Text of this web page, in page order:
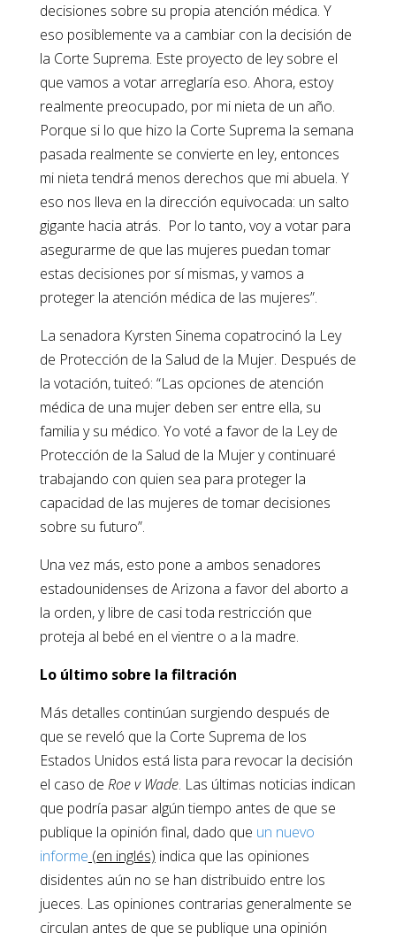
decisiones sobre su propia atención médica. Y
eso posiblemente va a cambiar con la decisión de
la Corte Suprema. Este proyecto de ley sobre el
que vamos a votar arreglaría eso. Ahora, estoy
realmente preocupado, por mi nieta de un año.
Porque si lo que hizo la Corte Suprema la semana
pasada realmente se convierte en ley, entonces
mi nieta tendrá menos derechos que mi abuela. Y
eso nos lleva en la dirección equivocada: un salto
gigante hacia atrás. Por lo tanto, voy a votar para
asegurarme de que las mujeres puedan tomar
estas decisiones por sí mismas, y vamos a
proteger la atención médica de las mujeres”.
La senadora Kyrsten Sinema copatrocinó la Ley
de Protección de la Salud de la Mujer. Después de
la votación, tuiteó: “Las opciones de atención
médica de una mujer deben ser entre ella, su
familia y su médico. Yo voté a favor de la Ley de
Protección de la Salud de la Mujer y continuaré
trabajando con quien sea para proteger la
capacidad de las mujeres de tomar decisiones
sobre su futuro”.
Una vez más, esto pone a ambos senadores
estadounidenses de Arizona a favor del aborto a
la orden, y libre de casi toda restricción que
proteja al bebé en el vientre o a la madre.
Lo último sobre la filtración
Más detalles continúan surgiendo después de
que se reveló que la Corte Suprema de los
Estados Unidos está lista para revocar la decisión
el caso de Roe v Wade. Las últimas noticias indican
que podría pasar algún tiempo antes de que se
publique la opinión final, dado que un nuevo
informe (en inglés) indica que las opiniones
disidentes aún no se han distribuido entre los
jueces. Las opiniones contrarias generalmente se
circulan antes de que se publique una opinión